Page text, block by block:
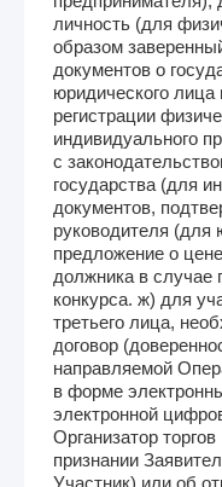
личность (для
образом
документов о
юридического лица
регистрации
индивидуального
с
государства (для
документов,
руководителя (для
предложение о
должника в случае
конкурса. ж) для
третьего лица,
договор
направляемой
в форме
электронной
Организатор
признании
Участник) или об